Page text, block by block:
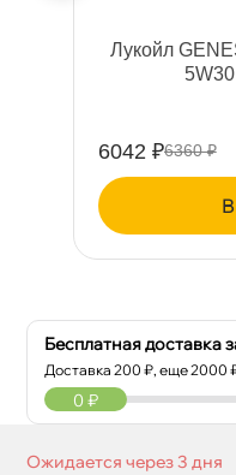
Лукойл
6042 ₽6360 ₽
Бесплатная доставка
Доставка200 ₽, еще2000
0 ₽
Ожидается через 3 дня